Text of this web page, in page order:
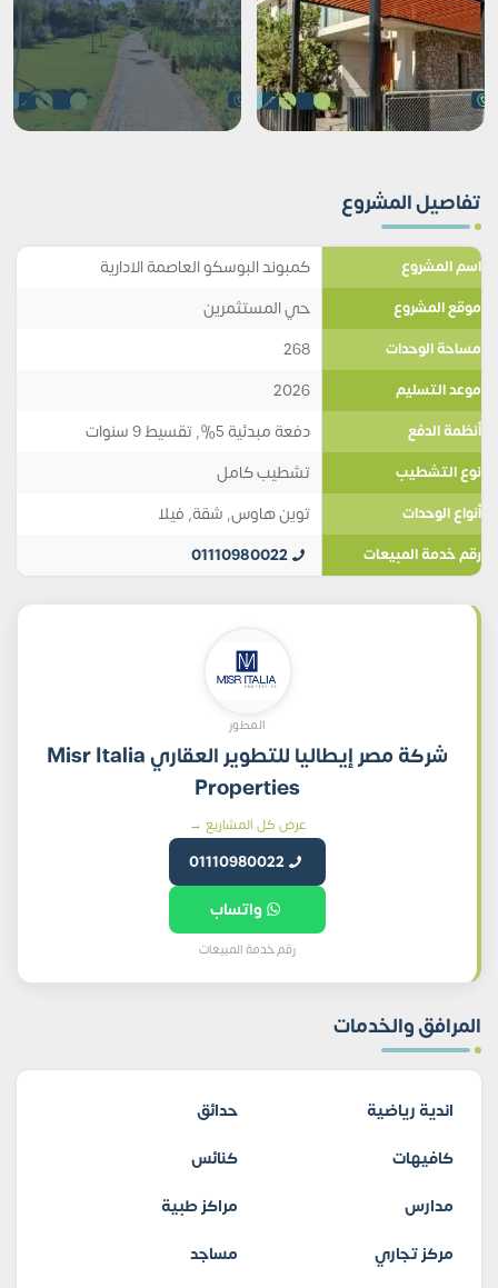
تفاصيل المشروع
اسم المشروع كمبوند البوسكو العاصمة الادارية
موقع المشروع حي المستثمرين
مساحة الوحدات 268
موعد التسليم 2026
أنظمة الدفع دفعة مبدئية 5%, تقسيط 9 سنوات
نوع التشطيب تشطيب كامل
أنواع الوحدات توين هاوس, شقة, فيلا
رقم خدمة المبيعات 01110980022
المطور
شركة مصر إيطاليا للتطوير العقاري Misr Italia
Properties
عرض كل المشاريع →
01110980022
واتساب
رقم خدمة المبيعات
المرافق والخدمات
اندية رياضية
حدائق
كافيهات
كنائس
مدارس
مراكز طبية
مركز تجاري
مساجد